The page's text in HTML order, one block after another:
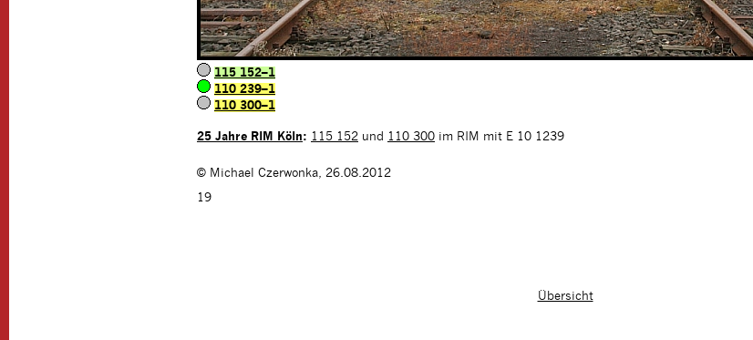
115 152–1
110 239–1
110 300–1
25 Jahre RIM Köln: 115 152 und 110 300 im RIM mit E 10 1239
© Michael Czerwonka, 26.08.2012
19
Übersicht